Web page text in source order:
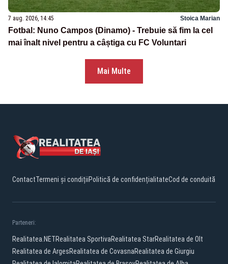
7 aug. 2026, 14:45 Stoica Marian
Fotbal: Nuno Campos (Dinamo) - Trebuie să fim la cel
mai înalt nivel pentru a câștiga cu FC Voluntari
Mai Multe
ContactTermeni și condițiiPolitică de confidențialitateCod de conduită
Parteneri:
Realitatea.NETRealitatea SportivaRealitatea StarRealitatea de Olt
Realitatea de ArgesRealitatea de CovasnaRealitatea de Giurgiu